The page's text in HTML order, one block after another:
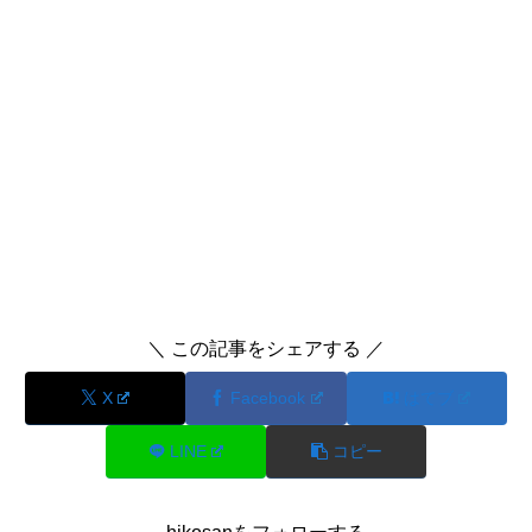
＼ この記事をシェアする ／
X Facebook
LINE コピー